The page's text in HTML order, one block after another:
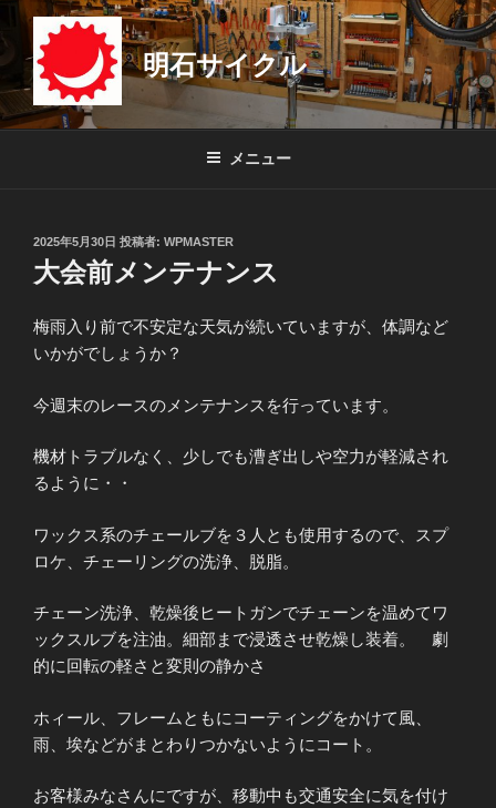
ン
テ
ン
ツ
明石サイクル
メニュー
投
日:
2025年5月30日 投稿者: WPMASTER
大会前メンテナンス
梅雨入り前で不安定な天気が続いていますが、体調など
いかがでしょうか？
今週末のレースのメンテナンスを行っています。
機材トラブルなく、少しでも漕ぎ出しや空力が軽減され
るように・・
ワックス系のチェールブを３人とも使用するので、スプ
ロケ、チェーリングの洗浄、脱脂。
チェーン洗浄、乾燥後ヒートガンでチェーンを温めてワ
ックスルブを注油。細部まで浸透させ乾燥し装着。 劇
的に回転の軽さと変則の静かさ
ホィール、フレームともにコーティングをかけて風、
雨、埃などがまとわりつかないようにコート。
お客様みなさんにですが、移動中も交通安全に気を付け